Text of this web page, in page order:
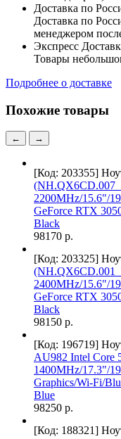
Доставка по
Доставка по
менеджером
Экспресс
Товары
Подробнее о доставке
Похожие товары
← →
[Код: 203355]
2200MHz/15.6"/
GeForce RTX
Black
98170 р.
[Код: 203325]
2400MHz/15.6"/
GeForce RTX
Black
98150 р.
[Код: 196719]
AU982 Intel Core
1400MHz/17.3"/
Graphics/Wi-Fi/
Blue
98250 р.
[Код: 188321]